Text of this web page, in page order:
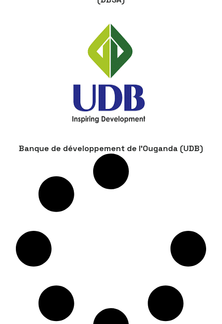
Banque de développement de l’Ouganda (UDB)